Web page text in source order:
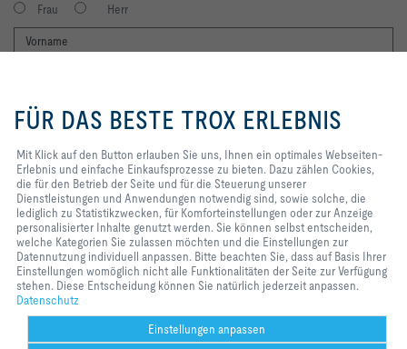
Frau Herr
Ich möchte den Newsletter der TROX SE erhalten. Die Hinweise zum
Datenschutz habe ich gelesen. Selbstverständlich können Sie sich
jederzeit problemlos vom Newsletter wieder abmelden. Am Ende eines
jeden Newsletters finden Sie einen entsprechenden Abmeldelink.
Jetzt abonnieren
Home Kontakt
2026 © TROX HESCO Schweiz AG
Sie uns, Ihnen ein optimales
Webseiten-Erlebnis und einfache
zählen Cookies, die für den
Betrieb der Seite und für die
Steuerung unserer
Dienstleistungen und
Anwendungen notwendig sind,
sowie solche, die lediglich zu
Statistikzwecken, für
Komforteinstellungen oder zur
Anzeige personalisierter Inhalte
genutzt werden. Sie können selbst
Sie zulassen möchten und die
Einstellungen zur Datennutzung
individuell anpassen. Bitte
FÜR DAS BESTE TROX ERLEBNIS
Mit Klick auf den Button erlauben Sie uns, Ihnen ein optimales Webseiten-
Erlebnis und einfache Einkaufsprozesse zu bieten. Dazu zählen Cookies,
die für den Betrieb der Seite und für die Steuerung unserer
Dienstleistungen und Anwendungen notwendig sind, sowie solche, die
lediglich zu Statistikzwecken, für Komforteinstellungen oder zur Anzeige
personalisierter Inhalte genutzt werden. Sie können selbst entscheiden,
welche Kategorien Sie zulassen möchten und die Einstellungen zur
Datennutzung individuell anpassen. Bitte beachten Sie, dass auf Basis Ihrer
Einstellungen womöglich nicht alle Funktionalitäten der Seite zur Verfügung
stehen. Diese Entscheidung können Sie natürlich jederzeit anpassen.
Datenschutz
Einstellungen anpassen